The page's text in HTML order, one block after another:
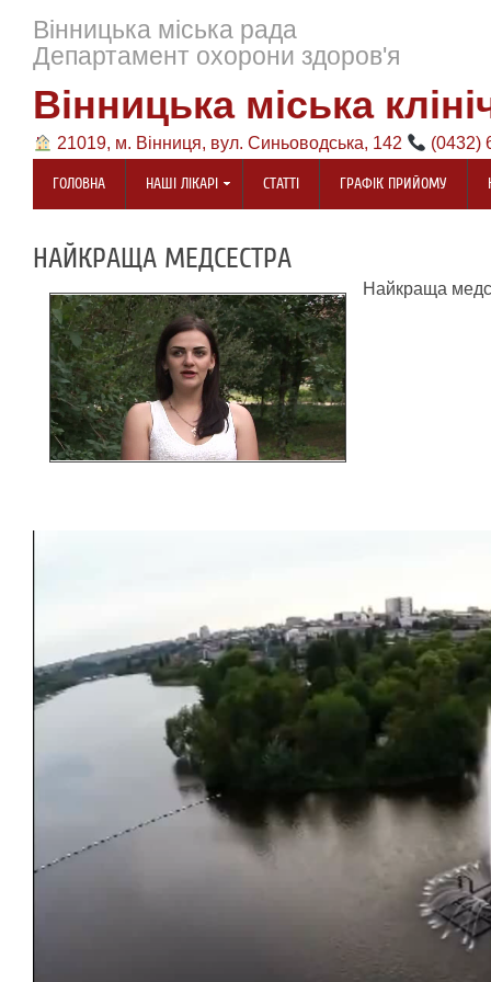
Вінницька міська рада
Департамент охорони здоров'я
Вінницька міська
21019, м. Вінниця, вул. Синьоводська, 142 (0432)
ГОЛОВНА НАШІ ЛІКАРІ СТАТТІ ГРАФІК ПРИЙОМУ
НАЙКРАЩА МЕДСЕСТРА
Найкраща